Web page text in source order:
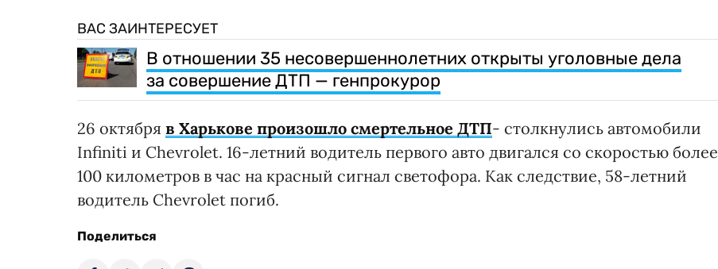
ВАС ЗАИНТЕРЕСУЕТ
В отношении 35 несовершеннолетних открыты уголовные дела
за совершение ДТП — генпрокурор
26 октября в Харькове произошло смертельное ДТП- столкнулись автомобили
Infiniti и Chevrolet. 16-летний водитель первого авто двигался со скоростью более
100 километров в час на красный сигнал светофора. Как следствие, 58-летний
водитель Chevrolet погиб.
Поделиться